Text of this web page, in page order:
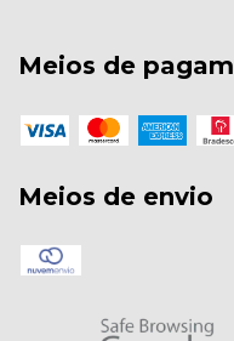
Meios de
Meios de envio